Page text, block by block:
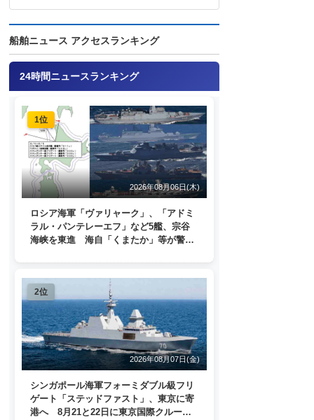
船舶ニュース アクセスランキング
24時間ニュースランキング
1位
2026年08月06日(木)
ロシア海軍「ヴァリャーク」、「アドミ
ラル・パンテレーエフ」など5艦、宗谷
海峡を東進 海自「くまたか」等が警戒
2位
2026年08月07日(金)
シンガポール海軍フォーミダブル級フリ
ゲート「ステッドファスト」、東京に寄
港へ 8月21と22日に東京国際クルーズ